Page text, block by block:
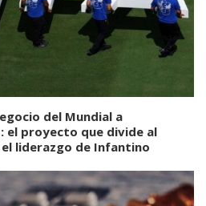
del Mundial a
el proyecto que divide al
liderazgo de Infantino